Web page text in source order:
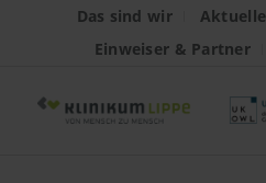
Das sind wir
Einweiser & Partner